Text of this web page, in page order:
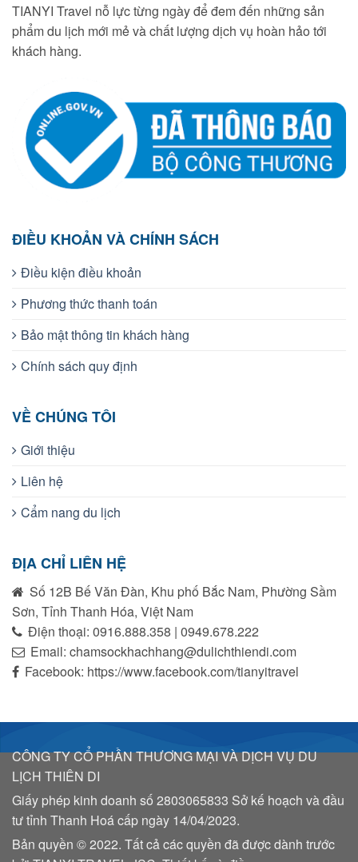
TIANYI Travel nỗ lực từng ngày để đem đến những sản
phẩm du lịch mới mẻ và chất lượng dịch vụ hoàn hảo tới
khách hàng.
ĐIỀU KHOẢN VÀ CHÍNH SÁCH
Điều kiện điều khoản
Phương thức thanh toán
Bảo mật thông tin khách hàng
Chính sách quy định
VỀ CHÚNG TÔI
Giới thiệu
Liên hệ
Cẩm nang du lịch
ĐỊA CHỈ LIÊN HỆ
Số 12B Bế Văn Đàn, Khu phố Bắc Nam, Phường Sầm
Sơn, Tỉnh Thanh Hóa, Việt Nam
Điện thoại: 0916.888.358 | 0949.678.222
Email: chamsockhachhang@dulichthiendi.com
Facebook: https://www.facebook.com/tianyitravel
CÔNG TY CỔ PHẦN THƯƠNG MẠI VÀ DỊCH VỤ DU
LỊCH THIÊN DI
Giấy phép kinh doanh số 2803065833 Sở kế hoạch và đầu
tư tỉnh Thanh Hoá cấp ngày 14/04/2023.
Bản quyền © 2022. Tất cả các quyền đã được dành trước